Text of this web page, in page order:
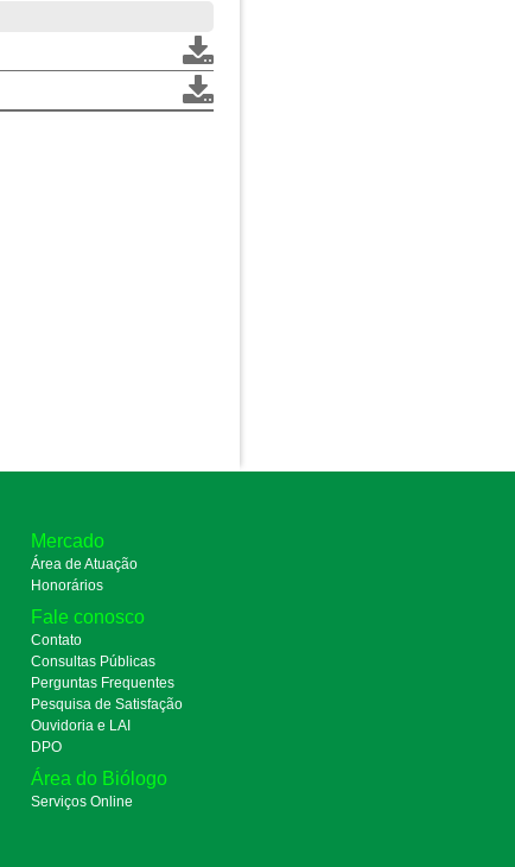
Mercado
Área de Atuação
Honorários
Fale conosco
Contato
Consultas Públicas
Perguntas Frequentes
Pesquisa de Satisfação
Ouvidoria e LAI
DPO
Área do Biólogo
Serviços Online